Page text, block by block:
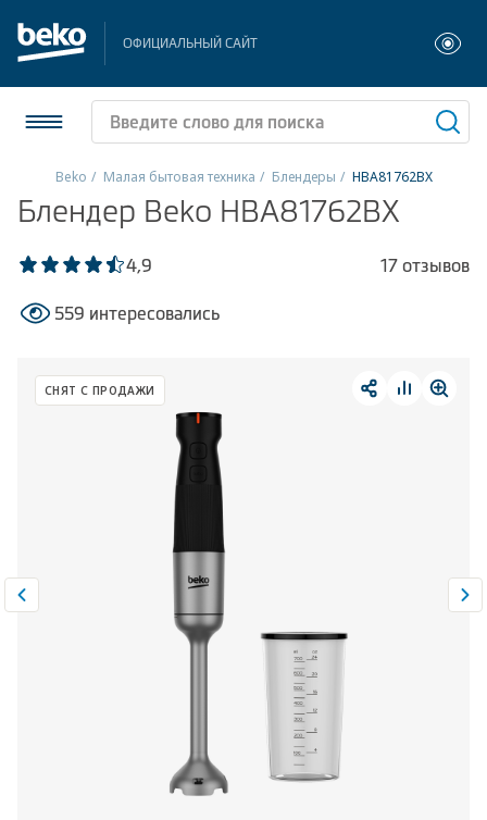
ОФИЦИАЛЬНЫЙ САЙТ
Холодильники и морозильники
Стиральные и сушильные машины
Посудомоечные машины
Встраиваемая техника
Малая бытовая техника
Климатическая техника
Сравнить 0
Beko Малая бытовая техника Блендеры HBA81762BX
Блендер Beko HBA81762BX
4,9 17 отзывов
559 интересовались
СНЯТ С ПРОДАЖИ